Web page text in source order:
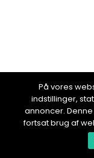
På vores
indstillinger,
annoncer.
fortsat brug af